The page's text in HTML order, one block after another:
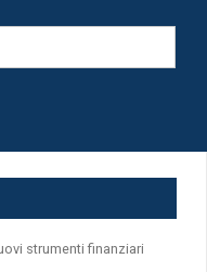
strumenti finanziari